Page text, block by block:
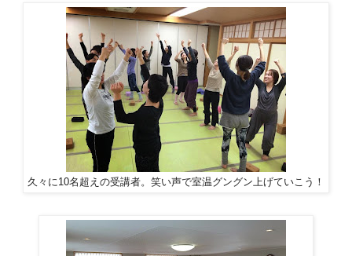
久々に10名超えの受講者。笑い声で室温グングン上げていこう！